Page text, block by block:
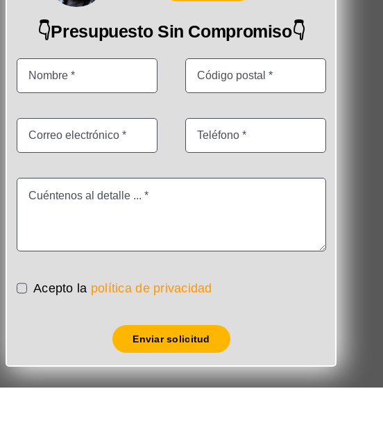
👇Presupuesto Sin Compromiso👇
Acepto la política de privacidad
Enviar solicitud